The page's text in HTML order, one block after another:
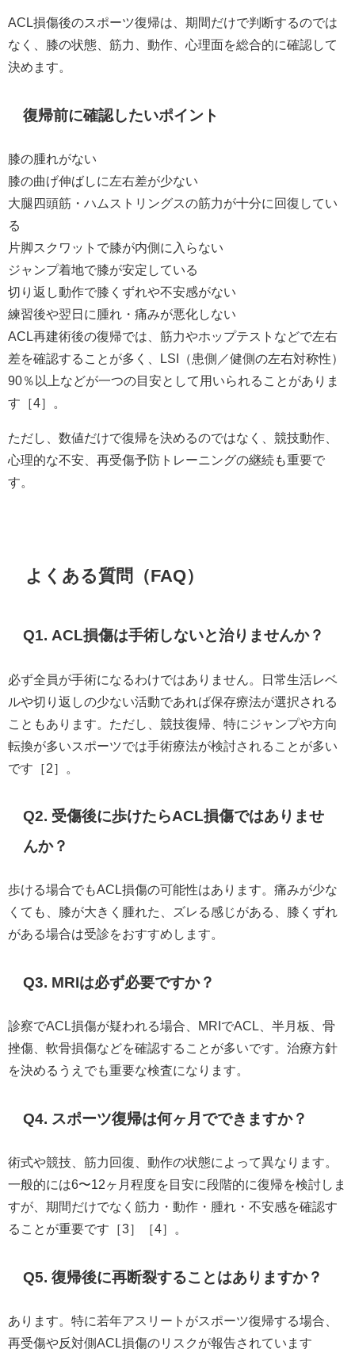
ACL損傷後のスポーツ復帰は、期間だけで判断するのでは
なく、膝の状態、筋力、動作、心理面を総合的に確認して
決めます。
復帰前に確認したいポイント
膝の腫れがない
膝の曲げ伸ばしに左右差が少ない
大腿四頭筋・ハムストリングスの筋力が十分に回復してい
る
片脚スクワットで膝が内側に入らない
ジャンプ着地で膝が安定している
切り返し動作で膝くずれや不安感がない
練習後や翌日に腫れ・痛みが悪化しない
ACL再建術後の復帰では、筋力やホップテストなどで左右
差を確認することが多く、LSI（患側／健側の左右対称性）
90％以上などが一つの目安として用いられることがありま
す［4］。
ただし、数値だけで復帰を決めるのではなく、競技動作、
心理的な不安、再受傷予防トレーニングの継続も重要で
す。
よくある質問（FAQ）
Q1. ACL損傷は手術しないと治りませんか？
必ず全員が手術になるわけではありません。日常生活レベ
ルや切り返しの少ない活動であれば保存療法が選択される
こともあります。ただし、競技復帰、特にジャンプや方向
転換が多いスポーツでは手術療法が検討されることが多い
です［2］。
Q2. 受傷後に歩けたらACL損傷ではありませ
んか？
歩ける場合でもACL損傷の可能性はあります。痛みが少な
くても、膝が大きく腫れた、ズレる感じがある、膝くずれ
がある場合は受診をおすすめします。
Q3. MRIは必ず必要ですか？
診察でACL損傷が疑われる場合、MRIでACL、半月板、骨
挫傷、軟骨損傷などを確認することが多いです。治療方針
を決めるうえでも重要な検査になります。
Q4. スポーツ復帰は何ヶ月でできますか？
術式や競技、筋力回復、動作の状態によって異なります。
一般的には6〜12ヶ月程度を目安に段階的に復帰を検討しま
すが、期間だけでなく筋力・動作・腫れ・不安感を確認す
ることが重要です［3］［4］。
Q5. 復帰後に再断裂することはありますか？
あります。特に若年アスリートがスポーツ復帰する場合、
再受傷や反対側ACL損傷のリスクが報告されています